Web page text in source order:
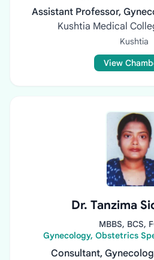
Assistant Professor,
Kushtia Medical
Kushtia
View
Dr. Tanzima
MBBS, BCS,
Gynecology, Obstetrics
Consultant,